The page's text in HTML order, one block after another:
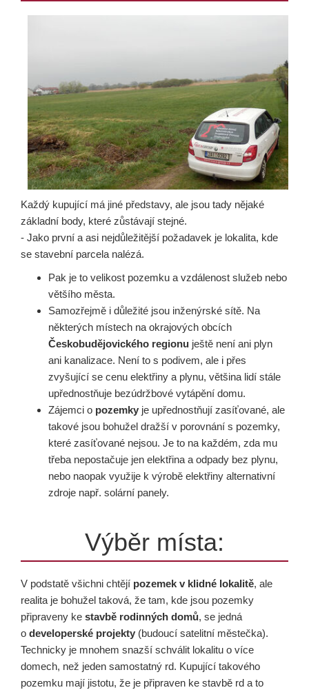
Každý kupující má jiné představy, ale jsou tady nějaké
základní body, které zůstávají stejné.
- Jako první a asi nejdůležitější požadavek je lokalita, kde
se stavební parcela nalézá.
Pak je to velikost pozemku a vzdálenost služeb nebo
většího města.
Samozřejmě i důležité jsou inženýrské sítě. Na
některých místech na okrajových obcích
Českobudějovického regionu ještě není ani plyn
ani kanalizace. Není to s podivem, ale i přes
zvyšující se cenu elektřiny a plynu, většina lidí stále
upřednostňuje bezúdržbové vytápění domu.
Zájemci o pozemky je upřednostňují zasíťované, ale
takové jsou bohužel dražší v porovnání s pozemky,
které zasíťované nejsou. Je to na každém, zda mu
třeba nepostačuje jen elektřina a odpady bez plynu,
nebo naopak využije k výrobě elektřiny alternativní
zdroje např. solární panely.
Výběr místa:
V podstatě všichni chtějí pozemek v klidné lokalitě, ale
realita je bohužel taková, že tam, kde jsou pozemky
připraveny ke stavbě rodinných domů, se jedná
o developerské projekty (budoucí satelitní městečka).
Technicky je mnohem snazší schválit lokalitu o více
domech, než jeden samostatný rd. Kupující takového
pozemku mají jistotu, že je připraven ke stavbě rd a to